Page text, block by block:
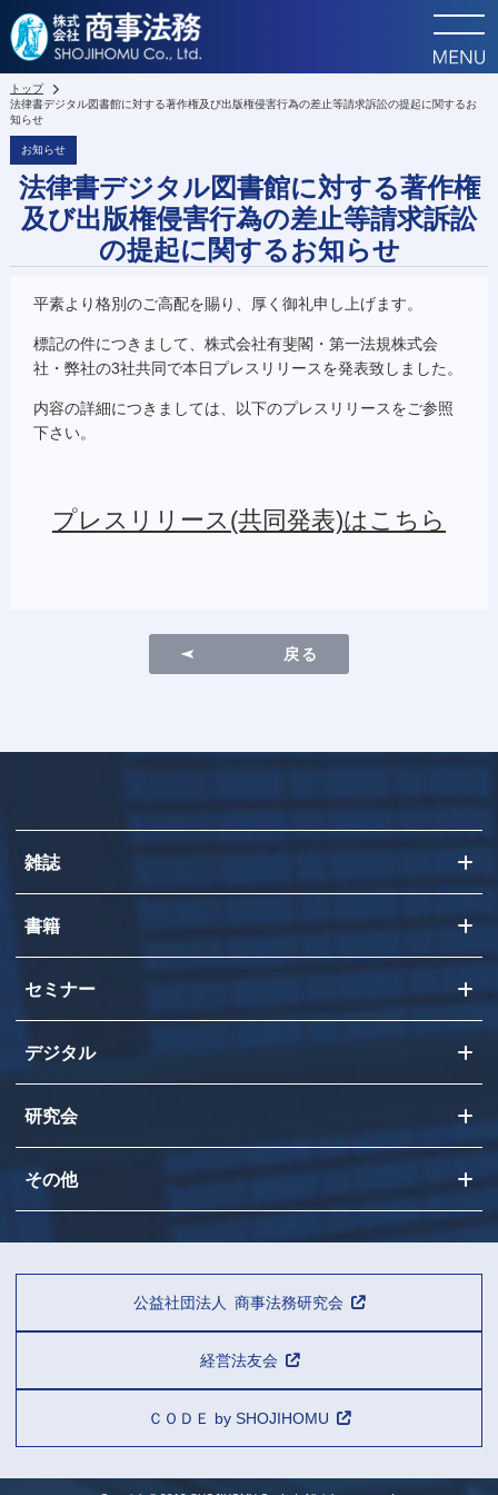
トップ
法律書デジタル図書館に対する著作権及び出版権侵害行為の差止等請求訴訟の提起に関するお
知らせ
お知らせ
法律書デジタル図書館に対する著作権
及び出版権侵害行為の差止等請求訴訟
の提起に関するお知らせ
平素より格別のご高配を賜り、厚く御礼申し上げます。
標記の件につきまして、株式会社有斐閣・第一法規株式会
社・弊社の3社共同で本日プレスリリースを発表致しました。
内容の詳細につきましては、以下のプレスリリースをご参照
下さい。
プレスリリース(共同発表)はこちら
戻る
雑誌
書籍
セミナー
デジタル
研究会
その他
公益社団法人 商事法務研究会
経営法友会
ＣＯＤＥ by SHOJIHOMU